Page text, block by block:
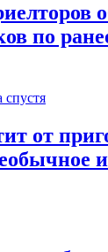
по
спустя
от